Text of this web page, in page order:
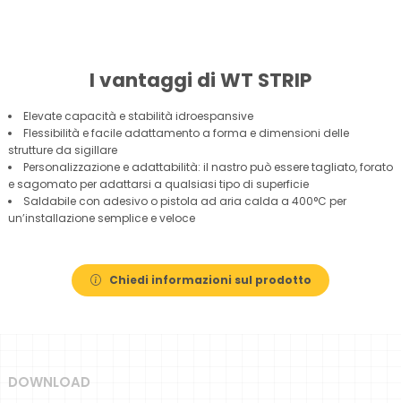
I vantaggi di WT STRIP
Elevate capacità e stabilità idroespansive
Flessibilità e facile adattamento a forma e dimensioni delle
strutture da sigillare
Personalizzazione e adattabilità: il nastro può essere tagliato, forato
e sagomato per adattarsi a qualsiasi tipo di superficie
Saldabile con adesivo o pistola ad aria calda a 400°C per
un’installazione semplice e veloce
Chiedi informazioni sul prodotto
DOWNLOAD